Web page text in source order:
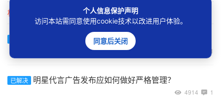
相关问题
“一行为一诉”或“一案一诉”是指什么？
1
已解决 明星代言广告发布应如何做好严格管理？
4914 1
个人信息保护声明
访问本站需同意使用cookie技术以改进用户体验。
同意后关闭